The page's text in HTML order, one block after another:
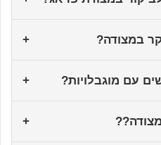
במצודה? +
עם מוגבלויות? +
+